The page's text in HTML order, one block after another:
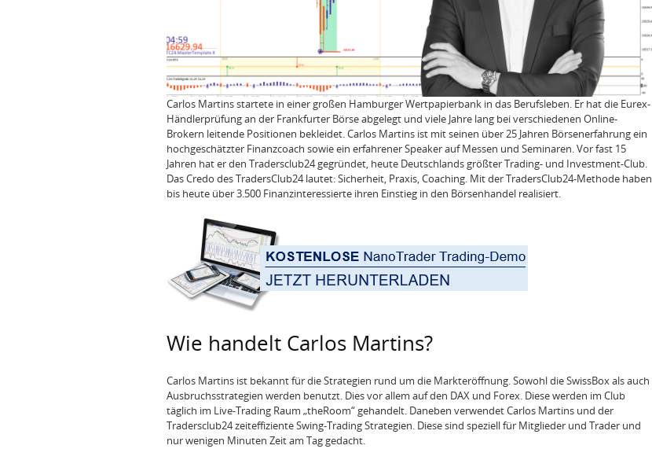
Carlos Martins startete in einer großen Hamburger Wertpapierbank in das Berufsleben. Er hat die Eurex-
Händlerprüfung an der Frankfurter Börse abgelegt und viele Jahre lang bei verschiedenen Online-
Brokern leitende Positionen bekleidet. Carlos Martins ist mit seinen über 25 Jahren Börsenerfahrung ein
hochgeschätzter Finanzcoach sowie ein erfahrener Speaker auf Messen und Seminaren. Vor fast 15
Jahren hat er den Tradersclub24 gegründet, heute Deutschlands größter Trading- und Investment-Club.
Das Credo des TradersClub24 lautet: Sicherheit, Praxis, Coaching. Mit der TradersClub24-Methode haben
bis heute über 3.500 Finanzinteressierte ihren Einstieg in den Börsenhandel realisiert.
Wie handelt Carlos Martins?
Carlos Martins ist bekannt für die Strategien rund um die Markteröffnung. Sowohl die SwissBox als auch
Ausbruchsstrategien werden benutzt. Dies vor allem auf den DAX und Forex. Diese werden im Club
täglich im Live-Trading Raum „theRoom“ gehandelt. Daneben verwendet Carlos Martins und der
Tradersclub24 zeiteffiziente Swing-Trading Strategien. Diese sind speziell für Mitglieder und Trader und
nur wenigen Minuten Zeit am Tag gedacht.